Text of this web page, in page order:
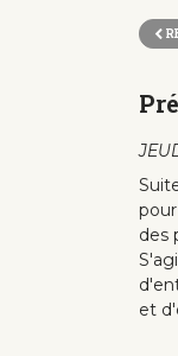
des
et